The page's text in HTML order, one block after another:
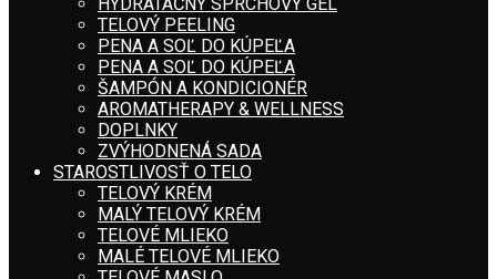
TELOVÝ PEELING
PENA A SOĽ DO KÚPEĽA
PENA A SOĽ DO KÚPEĽA
ŠAMPÓN A KONDICIONÉR
AROMATHERAPY & WELLNESS
DOPLNKY
ZVÝHODNENÁ SADA
STAROSTLIVOSŤ O TELO
TELOVÝ KRÉM
MALÝ TELOVÝ KRÉM
TELOVÉ MLIEKO
MALÉ TELOVÉ MLIEKO